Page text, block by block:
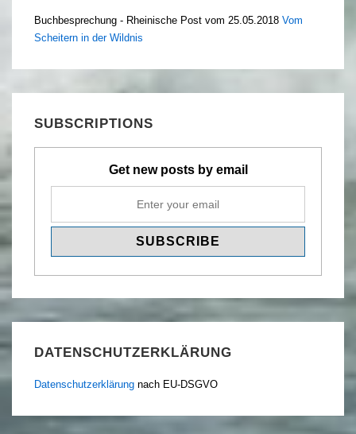
Buchbesprechung - Rheinische Post vom 25.05.2018 Vom
Scheitern in der Wildnis
SUBSCRIPTIONS
Get new posts by email
DATENSCHUTZERKLÄRUNG
Datenschutzerklärung nach EU-DSGVO